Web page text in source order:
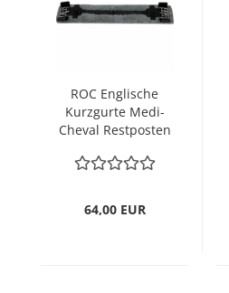
ROC Englische
Kurzgurte Medi-
Cheval Restposten
cm
64,00 EUR